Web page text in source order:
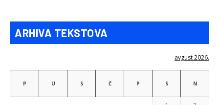
ARHIVA TEKSTOVA
avgust 2026.
P U S Č P S N